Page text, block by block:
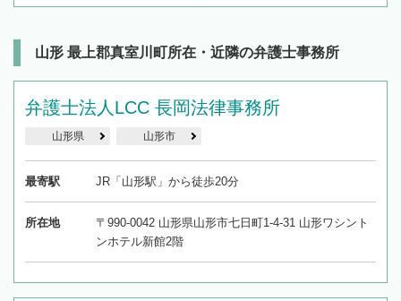
山形 最上郡真室川町所在・近隣の弁護士事務所
弁護士法人LCC 長岡法律事務所
山形県 山形市
最寄駅 JR「山形駅」から徒歩20分
所在地
〒990-0042 山形県山形市七日町1-4-31 山形ワシント
ンホテル新館2階